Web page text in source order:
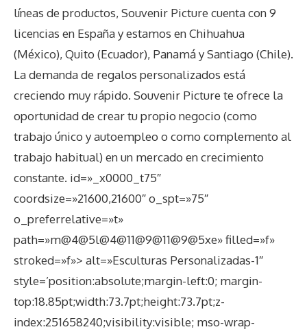
líneas de productos, Souvenir Picture cuenta con 9
licencias en España y estamos en Chihuahua
(México), Quito (Ecuador), Panamá y Santiago (Chile).
La demanda de regalos personalizados está
creciendo muy rápido. Souvenir Picture te ofrece la
oportunidad de crear tu propio negocio (como
trabajo único y autoempleo o como complemento al
trabajo habitual) en un mercado en crecimiento
constante. id=»_x0000_t75″
coordsize=»21600,21600″ o_spt=»75″
o_preferrelative=»t»
path=»m@4@5l@4@11@9@11@9@5xe» filled=»f»
stroked=»f»> alt=»Esculturas Personalizadas-1″
style=’position:absolute;margin-left:0; margin-
top:18.85pt;width:73.7pt;height:73.7pt;z-
index:251658240;visibility:visible; mso-wrap-